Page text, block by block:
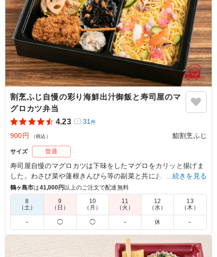
割烹ふじ自慢の彩り海鮮出汁御飯と寿司屋のマ
グロカツ弁当
4.23
31件
900円 （税込） 鮨割烹ふじ
サイズ 普通
寿司屋自慢のマグロカツは下味をしたマグロをカリッと揚げま
した。わさび菜や蓮根きんぴら等の副菜と共にお弁当にお詰め
しました。お米にこだわる自慢の彩り海鮮出汁御飯と共にお楽
しみください。
見た目がとても華やかです。 ご飯も出汁の味を感じられ
美味しかったです。 男性だとご飯の量は大盛りにした方
がいいと思います。 全体的にとても満足出来るお弁当で
…続きを見る
鶴ヶ島市は41,000円以上のご注文で配達無料
8
（土）
9
（日）
10
（月）
11
（火）
12
（水）
13
（木）
－ ◯ ◯ － 休 －